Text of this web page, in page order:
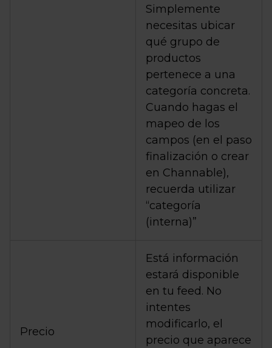
Simplemente
necesitas ubicar
qué grupo de
productos
pertenece a una
categoría concreta.
Cuando hagas el
mapeo de los
campos (en el paso
finalización o crear
en Channable),
recuerda utilizar
“categoría
(interna)”
Precio
Está información
estará disponible
en tu feed. No
intentes
modificarlo, el
precio que aparece